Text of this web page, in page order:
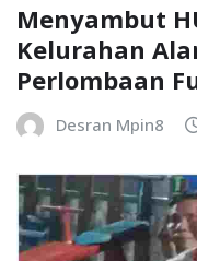
Menyambut
Kelurahan
Perlombaan
Desran Mpin8